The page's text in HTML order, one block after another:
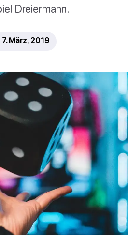
Dreiermann.
März, 2019